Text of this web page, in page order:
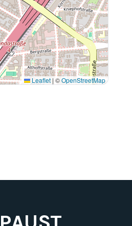
Leaflet | ©OpenStreetMap